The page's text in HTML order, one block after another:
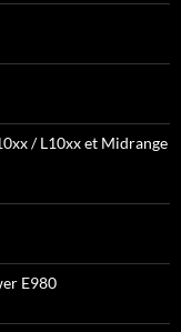
/ L10xx et Midrange
E980